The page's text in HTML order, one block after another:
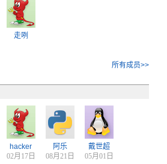
走咧
所有成员>>
hacker
02月17日
阿乐
08月21日
戴世超
05月01日